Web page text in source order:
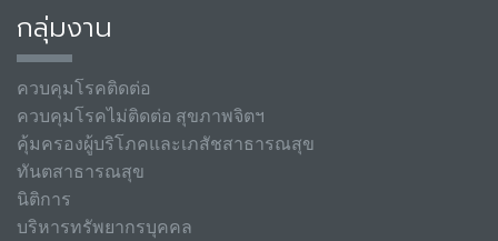
กลุ่มงาน
ควบคุมโรคติดต่อ
ควบคุมโรคไม่ติดต่อ สุขภาพจิตฯ
คุ้มครองผู้บริโภคและเภสัชสาธารณสุข
ทันตสาธารณสุข
นิติการ
บริหารทรัพยากรบุคคล